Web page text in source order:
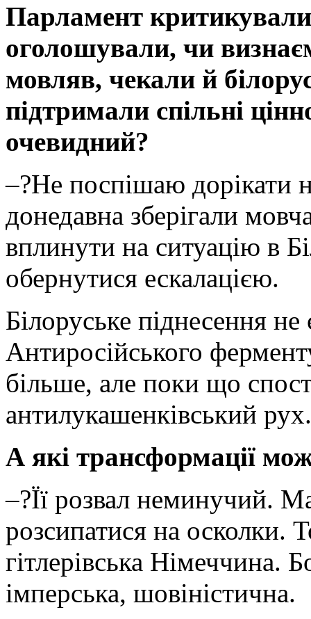
Парламент
оголошували, чи
мовляв, чекали й
підтримали спільні
очевидний?
–?Не поспішаю дорікати
донедавна зберігали
вплинути на ситуацію в
обернутися ескалацією.
Білоруське піднесення
Антиросійського
більше, але поки що
антилукашенківський рух.
А які трансформації
–?Її розвал неминучий.
розсипатися на осколки.
гітлерівська Німеччина.
імперська, шовіністична.